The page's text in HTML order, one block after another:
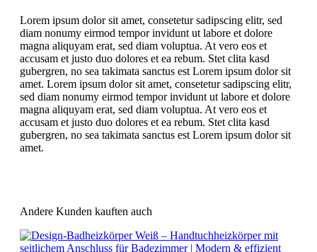
Lorem ipsum dolor sit amet, consetetur sadipscing elitr, sed
diam nonumy eirmod tempor invidunt ut labore et dolore
magna aliquyam erat, sed diam voluptua. At vero eos et
accusam et justo duo dolores et ea rebum. Stet clita kasd
gubergren, no sea takimata sanctus est Lorem ipsum dolor sit
amet. Lorem ipsum dolor sit amet, consetetur sadipscing elitr,
sed diam nonumy eirmod tempor invidunt ut labore et dolore
magna aliquyam erat, sed diam voluptua. At vero eos et
accusam et justo duo dolores et ea rebum. Stet clita kasd
gubergren, no sea takimata sanctus est Lorem ipsum dolor sit
amet.
Andere Kunden kauften auch